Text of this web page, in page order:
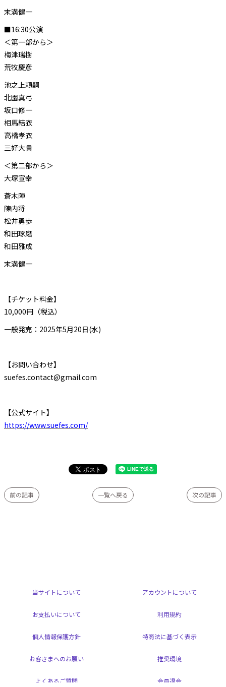
末満健一
■16:30公演
＜第一部から＞
梅津瑞樹
荒牧慶彦
池之上頼嗣
北園真弓
坂口修一
相馬結衣
高橋孝衣
三好大貴
＜第二部から＞
大塚宣幸
蒼木陣
陳内将
松井勇歩
和田琢磨
和田雅成
末満健一
【チケット料金】
10,000円（税込）
一般発売：2025年5月20日(水)
【お問い合わせ】
suefes.contact@gmail.com
【公式サイト】
https://www.suefes.com/
次の記事
一覧へ戻る
前の記事
当サイトについて アカウントについて
お支払いについて 利用規約
個人情報保護方針 特商法に基づく表示
お客さまへのお願い 推奨環境
よくあるご質問 会員退会